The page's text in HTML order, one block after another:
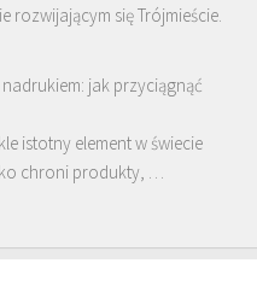
rozwijającym się Trójmieście.
jak przyciągnąć
istotny element w świecie
chroni produkty, …